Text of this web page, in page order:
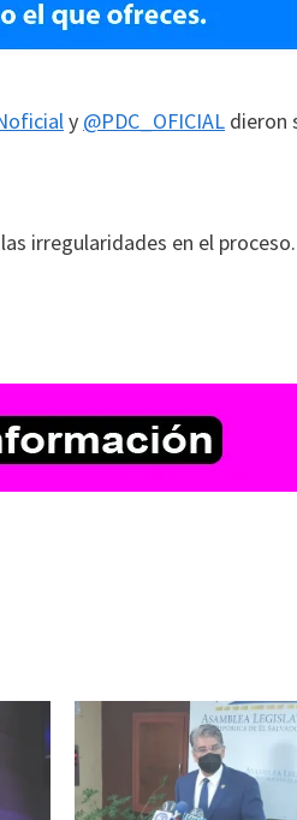
y @PDC_OFICIAL dieron
irregularidades en el proceso.